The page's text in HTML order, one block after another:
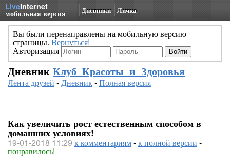
LiveInternet
мобильная версия Дневники Личка
Вы были перенаправлены на мобильную версию
страницы. Вернуться!
Авторизация
Дневник Клуб_Красоты_и_Здоровья
Лента друзей -Дневник-Полная версия
Как увеличить рост естественным способом в
домашних условиях!
19-01-2018 11:29 к комментариям-к полной версии -
понравилось!